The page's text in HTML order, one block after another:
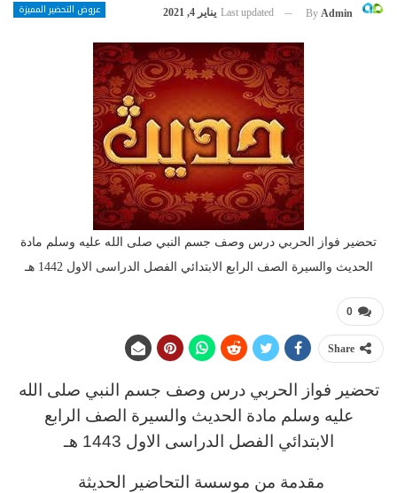
عروض التحضير المميزة By Admin
Last updated يناير 4, 2021
تحضير فواز الحربي درس وصف جسم النبي صلى الله عليه وسلم مادة
الحديث والسيرة الصف الرابع الابتدائي الفصل الدراسى الاول 1442 هـ
0
Share
تحضير فواز الحربي درس وصف جسم النبي صلى الله
عليه وسلم مادة الحديث والسيرة
الصف الرابع
الابتدائي الفصل الدراسى الاول 1443 هـ
مقدمة من موسسة التحاضير الحديثة